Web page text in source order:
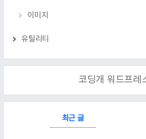
이미지
유틸리티
코딩개 워드프레
최근 글